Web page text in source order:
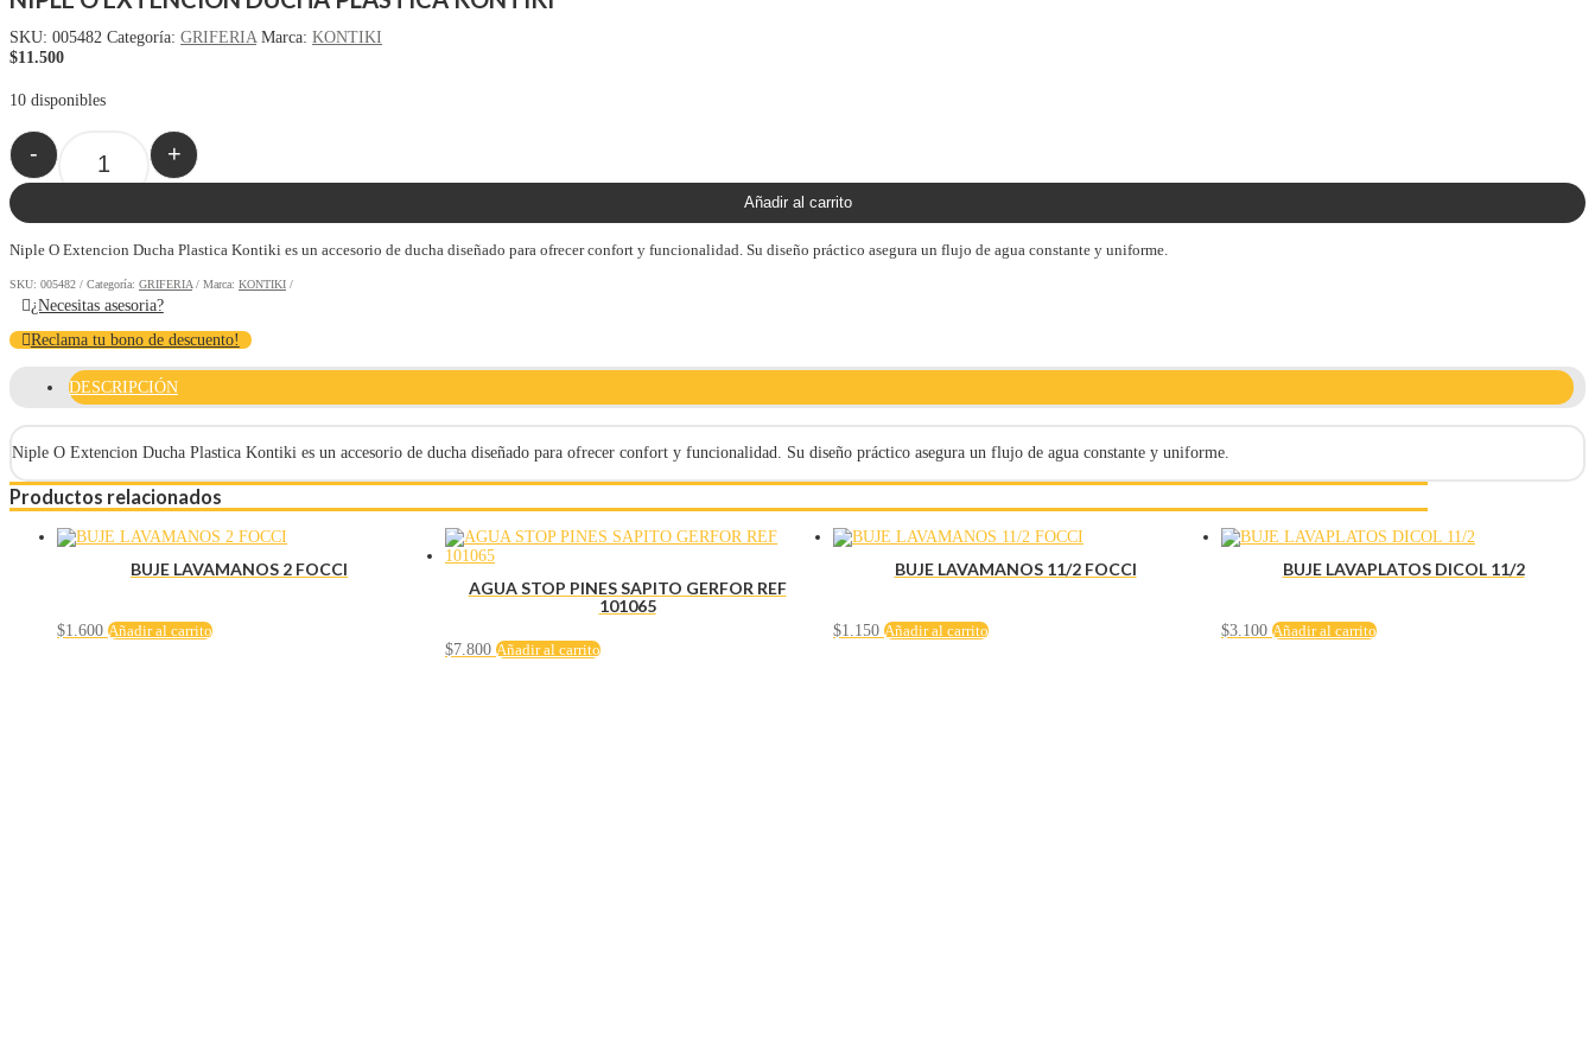
SKU: 005482 Categoría: GRIFERIA Marca: KONTIKI
$11.500
10 disponibles
Quantity
- +
Añadir al carrito
Niple O Extencion Ducha Plastica Kontiki es un accesorio de ducha diseñado para ofrecer confort y funcionalidad. Su diseño práctico asegura un flujo de agua constante y uniforme.
SKU: 005482 Categoría: GRIFERIA Marca: KONTIKI
¿Necesitas asesoria?
Reclama tu bono de descuento!
DESCRIPCIÓN
Niple O Extencion Ducha Plastica Kontiki es un accesorio de ducha diseñado para ofrecer confort y funcionalidad. Su diseño práctico asegura un flujo de agua constante y uniforme.
Productos relacionados
BUJE LAVAMANOS 2 FOCCI
$1.600 Añadir al carrito
AGUA STOP PINES SAPITO GERFOR REF
101065
$7.800 Añadir al carrito
BUJE LAVAMANOS 11/2 FOCCI
$1.150 Añadir al carrito
BUJE LAVAPLATOS DICOL 11/2
$3.100 Añadir al carrito